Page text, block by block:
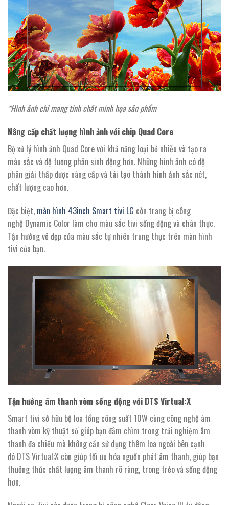
*Hình ảnh chỉ mang tính chất minh họa sản phẩm
Nâng cấp chất lượng hình ảnh với chip Quad Core
Bộ xử lý hình ảnh Quad Core với khả năng loại bỏ nhiễu và tạo ra
màu sắc và độ tương phản sinh động hơn. Những hình ảnh có độ
phân giải thấp được nâng cấp và tái tạo thành hình ảnh sắc nét,
chất lượng cao hơn.
Đặc biệt, màn hình 43inch Smart tivi LG còn trang bị công
nghệ Dynamic Color làm cho màu sắc tivi sống động và chân thực.
Tận hưởng vẻ đẹp của màu sắc tự nhiên trung thực trên màn hình
tivi của bạn.
Tận hưởng âm thanh vòm sống động với DTS Virtual:X
Smart tivi sở hữu bộ loa tổng công suất 10W cùng công nghệ âm
thanh vòm kỹ thuật số giúp bạn đắm chìm trong trải nghiệm âm
thanh đa chiều mà không cần sử dụng thêm loa ngoài bên cạnh
đó DTS Virtual:X còn giúp tối ưu hóa nguồn phát âm thanh, giúp bạn
thưởng thức chất lượng âm thanh rõ ràng, trong trẻo và sống động
hơn.